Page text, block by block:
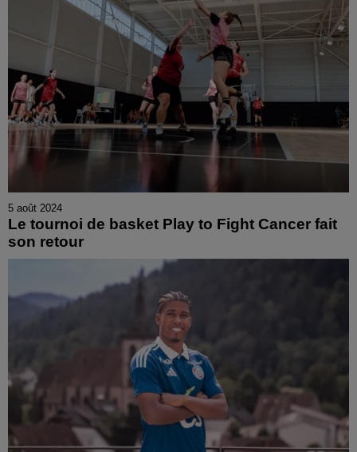
5 août 2024
Le tournoi de basket Play to Fight Cancer fait
son retour